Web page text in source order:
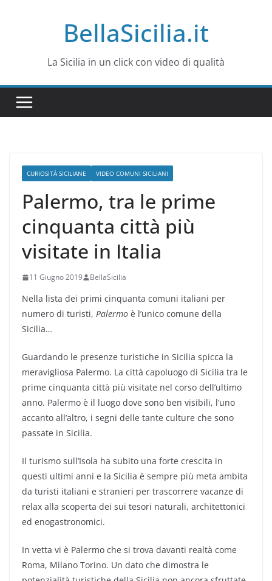
BellaSicilia.it
La Sicilia in un click con video di qualità
CURIOSITÀ SICILIANE VIDEO COMUNI SICILIANI
Palermo, tra le prime
cinquanta città più
visitate in Italia
11 Giugno 2019 BellaSicilia
Nella lista dei primi cinquanta comuni italiani per
numero di turisti, Palermo è l’unico comune della
Sicilia…
Guardando le presenze turistiche in Sicilia spicca la
meravigliosa Palermo. La città capoluogo di Sicilia tra le
prime cinquanta città più visitate nel corso dell’ultimo
anno. Palermo è il luogo dove sono ben visibili, l’uno
accanto all’altro, i segni delle tante culture che sono
passate in Sicilia.
Il turismo sull’Isola ha subito una forte crescita in
questi ultimi anni e la Sicilia è sempre più meta ambita
da turisti italiani e stranieri per trascorrere vacanze di
relax alla scoperta dei sui tesori naturali, architettonici
ed enogastronomici.
In vetta vi è Palermo che si trova davanti realtà come
Roma, Milano Torino. Un dato che dimostra le